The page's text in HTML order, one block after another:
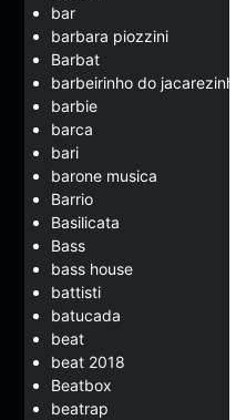
bar
barbara piozzini
Barbat
barbeirinho do jacarezinho
barbie
barca
bari
barone musica
Barrio
Basilicata
Bass
bass house
battisti
batucada
beat
beat 2018
Beatbox
beatrap